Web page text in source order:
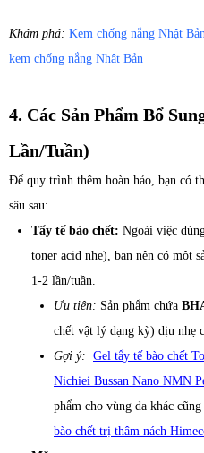
Khám phá: Kem chống nắng Nhật
kem chống nắng Nhật Bản
4. Các Sản Phẩm Bổ
Lần/Tuần)
Để quy trình thêm hoàn hảo, bạn có
sâu sau:
Tẩy tế bào chết: Ngoài việc
toner acid nhẹ), bạn nên có một
1-2 lần/tuần.
Ưu tiên: Sản phẩm chứa
chết vật lý dạng kỳ) dịu nhẹ
Gợi ý: Gel tẩy tế bào chết
Nichiei Bussan Nano NMN
phẩm cho vùng da khác
bào chết trị thâm nách